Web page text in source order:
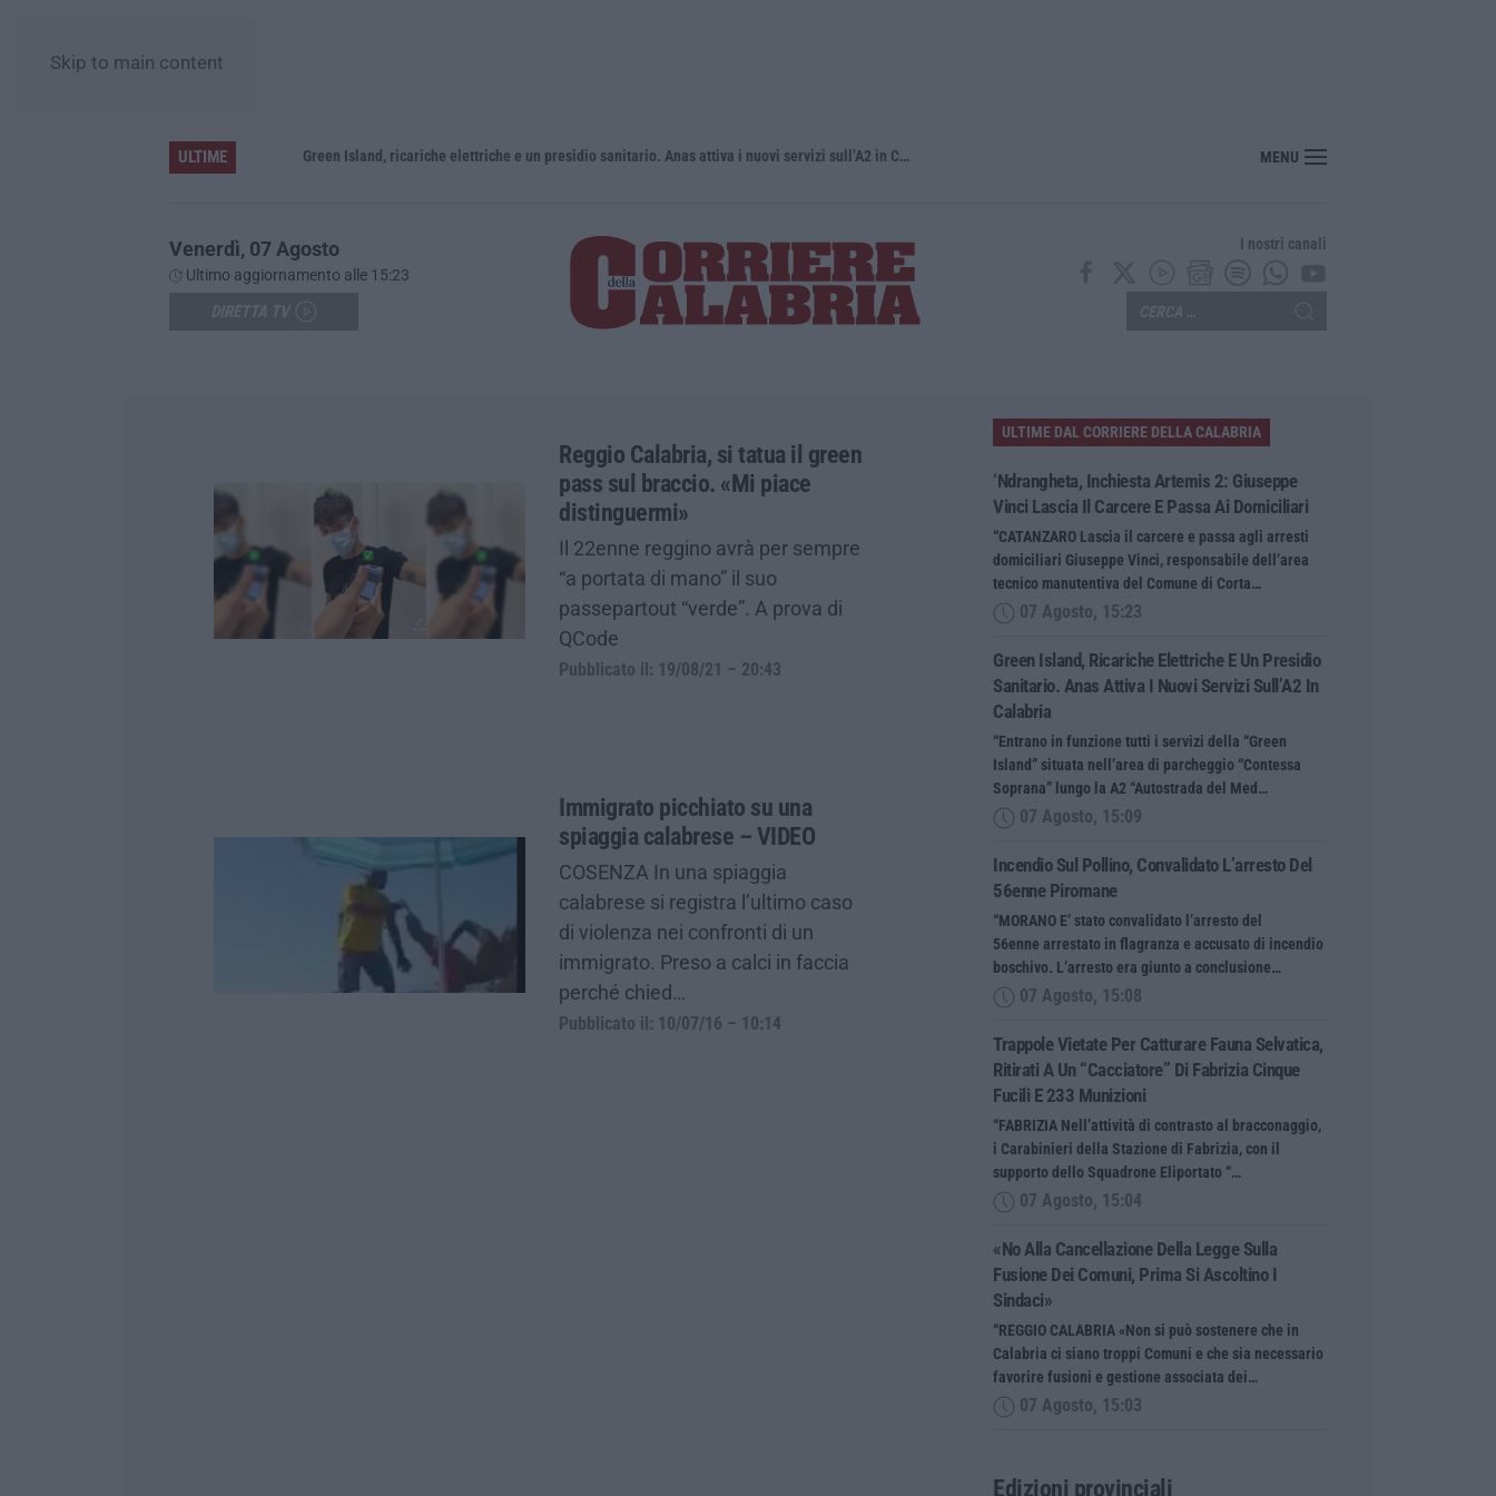
Skip to main content
ULTIME Green Island, ricariche elettriche e un presidio sanitario. Anas attiva i nuovi servizi sull’A2 in Calabria Incendio sul Pollino, convalidato l’arresto del 56enne piromane
MENU
Venerdì, 07 Agosto
Ultimo aggiornamento alle 15:23
I nostri canali
Reggio Calabria, si tatua il green
pass sul braccio. «Mi piace
distinguermi»
Il 22enne reggino avrà per sempre
“a portata di mano” il suo
passepartout “verde”. A prova di
QCode
Pubblicato il: 19/08/21 – 20:43
Immigrato picchiato su una
spiaggia calabrese – VIDEO
COSENZA In una spiaggia
calabrese si registra l’ultimo caso
di violenza nei confronti di un
immigrato. Preso a calci in faccia
perché chied…
Pubblicato il: 10/07/16 – 10:14
ULTIME DAL CORRIERE DELLA CALABRIA
‘Ndrangheta, Inchiesta Artemis 2: Giuseppe
Vinci Lascia Il Carcere E Passa Ai Domiciliari
“CATANZARO Lascia il carcere e passa agli arresti
domiciliari Giuseppe Vinci, responsabile dell’area
tecnico manutentiva del Comune di Corta…
07 Agosto, 15:23
Green Island, Ricariche Elettriche E Un Presidio
Sanitario. Anas Attiva I Nuovi Servizi Sull’A2 In
Calabria
“Entrano in funzione tutti i servizi della “Green
Island” situata nell’area di parcheggio “Contessa
Soprana” lungo la A2 “Autostrada del Med…
07 Agosto, 15:09
Incendio Sul Pollino, Convalidato L’arresto Del
56enne Piromane
“MORANO E’ stato convalidato l’arresto del
56enne arrestato in flagranza e accusato di incendio
boschivo. L’arresto era giunto a conclusione…
07 Agosto, 15:08
Trappole Vietate Per Catturare Fauna Selvatica,
Ritirati A Un “cacciatore” Di Fabrizia Cinque
Fucili E 233 Munizioni
“FABRIZIA Nell’attività di contrasto al bracconaggio,
i Carabinieri della Stazione di Fabrizia, con il
supporto dello Squadrone Eliportato “…
07 Agosto, 15:04
«No Alla Cancellazione Della Legge Sulla
Fusione Dei Comuni, Prima Si Ascoltino I
Sindaci»
“REGGIO CALABRIA «Non si può sostenere che in
Calabria ci siano troppi Comuni e che sia necessario
favorire fusioni e gestione associata dei…
07 Agosto, 15:03
Edizioni provinciali